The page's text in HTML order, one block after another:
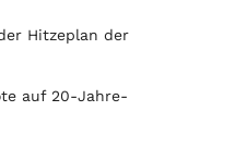
Hitzeplan der
auf 20-Jahre-